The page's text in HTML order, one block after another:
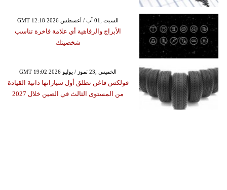
GMT 12:18 2026 السبت ,01 آب / أغسطس
الأبراج والرفاهية أي علامة فاخرة تناسب
شخصيتك
GMT 19:02 2026 الخميس ,23 تموز / يوليو
فولكس فاغن تطلق أول سياراتها ذاتية القيادة
من المستوى الثالث في الصين خلال 2027